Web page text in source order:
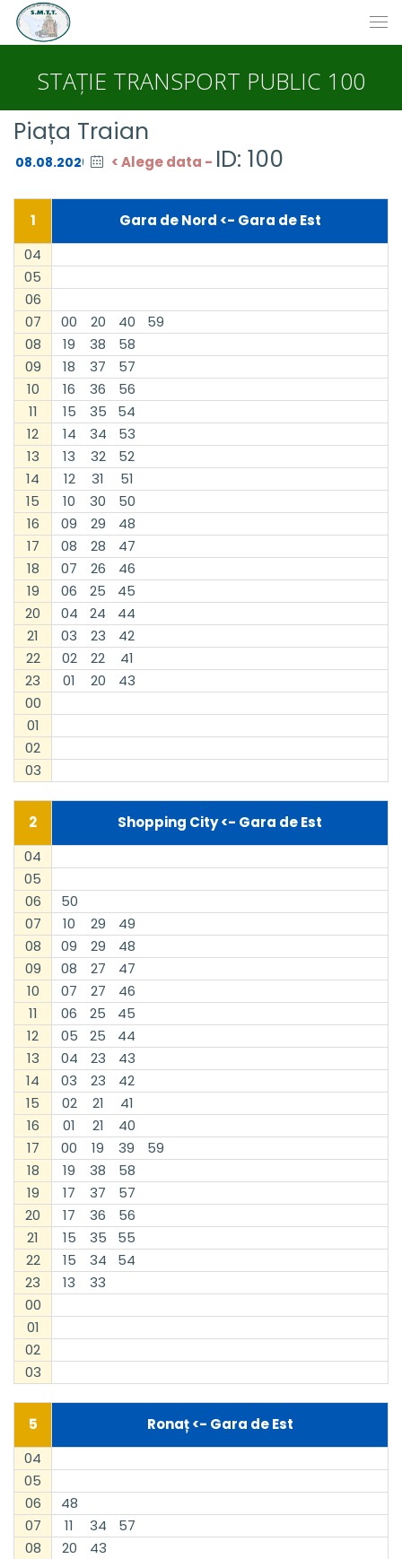
STAȚIE TRANSPORT PUBLIC 100
Piața Traian
< Alege data - ID: 100
1
Gara de Nord <- Gara de Est
04
05
06
07
00 20 40
59
08
19 38
58
09
18 37
57
10
16 36
56
11
15 35
54
12
14 34
53
13
13 32
52
14
12 31
51
15
10 30
50
16
09 29
48
17
08 28
47
18
07 26
46
19
06 25
45
20
04 24
44
21
03 23
42
22
02 22
41
23
01 20
43
00
01
02
03
2
Shopping City <- Gara de Est
04
05
06
50
07
10 29
49
08
09 29
48
09
08 27
47
10
07 27
46
11
06 25
45
12
05 25
44
13
04 23
43
14
03 23
42
15
02 21
41
16
01 21
40
17
00 19 39
59
18
19 38
58
19
17 37
57
20
17 36
56
21
15 35
55
22
15 34
54
23
13
33
00
01
02
03
5
Ronaț <- Gara de Est
04
05
06
48
07
11 34
57
08
20
43